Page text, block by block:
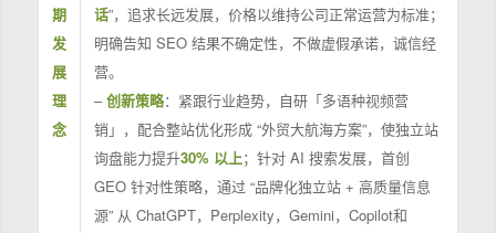
期
发
展
理
念
话”，追求长远发展，价格以维持公司正常运营为标准；
明确告知 SEO 结果不确定性，不做虚假承诺，诚信经
营。
–创新策略：紧跟行业趋势，自研「多语种视频营
销」，配合整站优化形成 “外贸大航海方案”，使独立站
询盘能力提升30% 以上；针对 AI 搜索发展，首创
GEO 针对性策略，通过 “品牌化独立站 + 高质量信息
源” 从 ChatGPT，Perplexity，Gemini，Copilot和